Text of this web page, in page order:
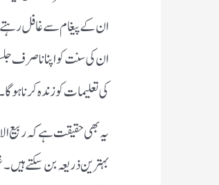
ان کے پیغام سے غافل
ان کی سنت کو اپنانا صرف
کی تعلیمات کو زندہ کرنا
یہ بھی حقیقت ہے کہ ربیع
بہترین ذریعہ بن سکتے